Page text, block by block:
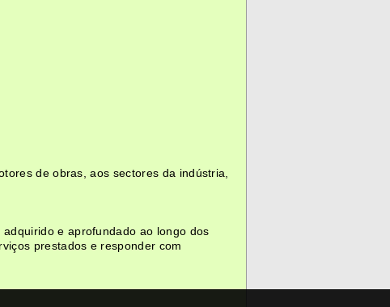
de obras, aos sectores da indústria,
e aprofundado ao longo dos
prestados e responder com